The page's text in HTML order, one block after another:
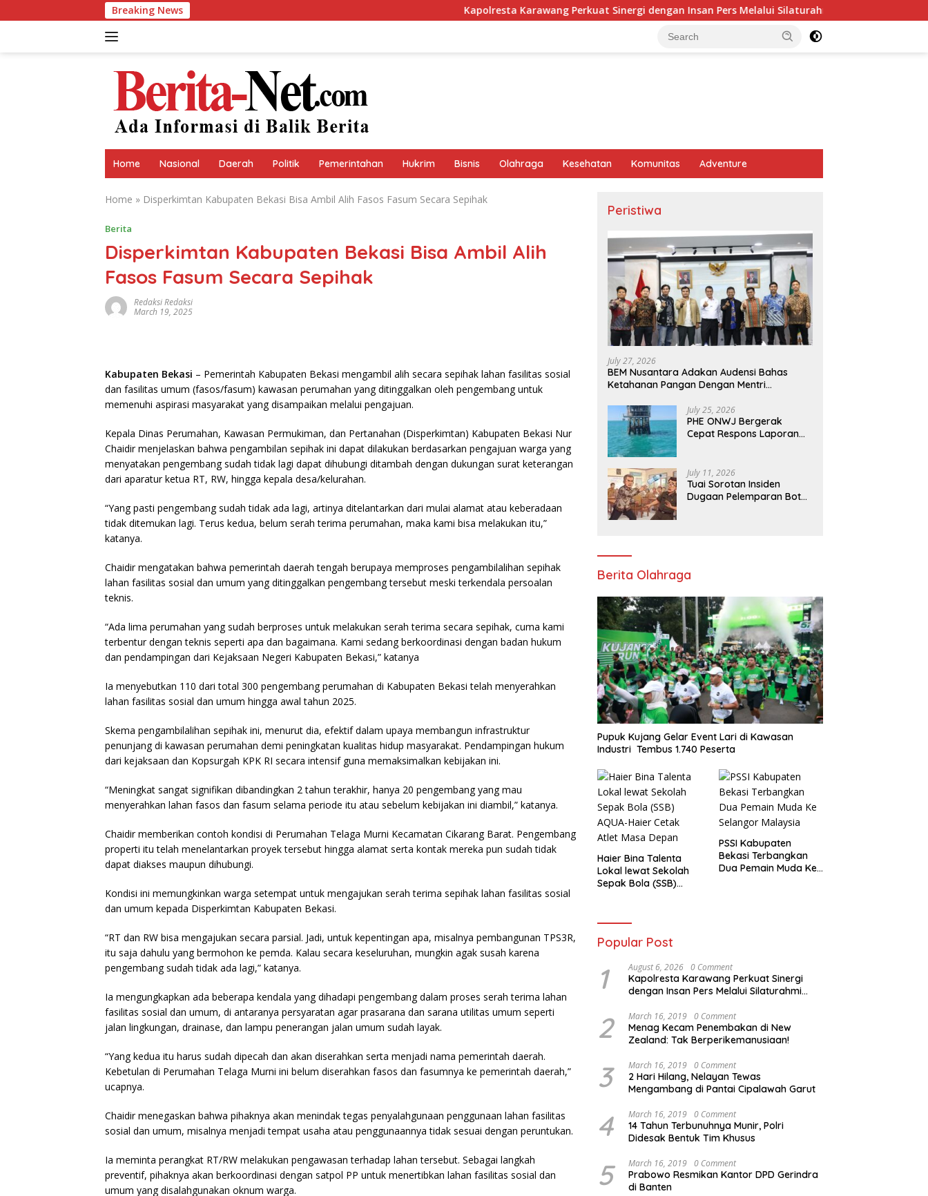
to
Breaking News Kapolresta Karawang Perkuat Sinergi dengan Insan Pers Melalui Silaturahmi Bersama Media
Home Nasional Daerah Politik Pemerintahan Hukrim Bisnis Olahraga Kesehatan Komunitas Adventure
Home » Disperkimtan Kabupaten Bekasi Bisa Ambil Alih Fasos Fasum Secara Sepihak
Berita
Disperkimtan Kabupaten Bekasi Bisa Ambil Alih
Fasos Fasum Secara Sepihak
Redaksi Redaksi
March 19, 2025
Kabupaten Bekasi – Pemerintah Kabupaten Bekasi mengambil alih secara sepihak lahan fasilitas sosial
dan fasilitas umum (fasos/fasum) kawasan perumahan yang ditinggalkan oleh pengembang untuk
memenuhi aspirasi masyarakat yang disampaikan melalui pengajuan.
Kepala Dinas Perumahan, Kawasan Permukiman, dan Pertanahan (Disperkimtan) Kabupaten Bekasi Nur
Chaidir menjelaskan bahwa pengambilan sepihak ini dapat dilakukan berdasarkan pengajuan warga yang
menyatakan pengembang sudah tidak lagi dapat dihubungi ditambah dengan dukungan surat keterangan
dari aparatur ketua RT, RW, hingga kepala desa/kelurahan.
“Yang pasti pengembang sudah tidak ada lagi, artinya ditelantarkan dari mulai alamat atau keberadaan
tidak ditemukan lagi. Terus kedua, belum serah terima perumahan, maka kami bisa melakukan itu,”
katanya.
Chaidir mengatakan bahwa pemerintah daerah tengah berupaya memproses pengambilalihan sepihak
lahan fasilitas sosial dan umum yang ditinggalkan pengembang tersebut meski terkendala persoalan
teknis.
“Ada lima perumahan yang sudah berproses untuk melakukan serah terima secara sepihak, cuma kami
terbentur dengan teknis seperti apa dan bagaimana. Kami sedang berkoordinasi dengan badan hukum
dan pendampingan dari Kejaksaan Negeri Kabupaten Bekasi,” katanya
Ia menyebutkan 110 dari total 300 pengembang perumahan di Kabupaten Bekasi telah menyerahkan
lahan fasilitas sosial dan umum hingga awal tahun 2025.
Skema pengambilalihan sepihak ini, menurut dia, efektif dalam upaya membangun infrastruktur
penunjang di kawasan perumahan demi peningkatan kualitas hidup masyarakat. Pendampingan hukum
dari kejaksaan dan Kopsurgah KPK RI secara intensif guna memaksimalkan kebijakan ini.
“Meningkat sangat signifikan dibandingkan 2 tahun terakhir, hanya 20 pengembang yang mau
menyerahkan lahan fasos dan fasum selama periode itu atau sebelum kebijakan ini diambil,” katanya.
Chaidir memberikan contoh kondisi di Perumahan Telaga Murni Kecamatan Cikarang Barat. Pengembang
properti itu telah menelantarkan proyek tersebut hingga alamat serta kontak mereka pun sudah tidak
dapat diakses maupun dihubungi.
Kondisi ini memungkinkan warga setempat untuk mengajukan serah terima sepihak lahan fasilitas sosial
dan umum kepada Disperkimtan Kabupaten Bekasi.
“RT dan RW bisa mengajukan secara parsial. Jadi, untuk kepentingan apa, misalnya pembangunan TPS3R,
itu saja dahulu yang bermohon ke pemda. Kalau secara keseluruhan, mungkin agak susah karena
pengembang sudah tidak ada lagi,” katanya.
Ia mengungkapkan ada beberapa kendala yang dihadapi pengembang dalam proses serah terima lahan
fasilitas sosial dan umum, di antaranya persyaratan agar prasarana dan sarana utilitas umum seperti
jalan lingkungan, drainase, dan lampu penerangan jalan umum sudah layak.
“Yang kedua itu harus sudah dipecah dan akan diserahkan serta menjadi nama pemerintah daerah.
Kebetulan di Perumahan Telaga Murni ini belum diserahkan fasos dan fasumnya ke pemerintah daerah,”
ucapnya.
Chaidir menegaskan bahwa pihaknya akan menindak tegas penyalahgunaan penggunaan lahan fasilitas
sosial dan umum, misalnya menjadi tempat usaha atau penggunaannya tidak sesuai dengan peruntukan.
Ia meminta perangkat RT/RW melakukan pengawasan terhadap lahan tersebut. Sebagai langkah
preventif, pihaknya akan berkoordinasi dengan satpol PP untuk menertibkan lahan fasilitas sosial dan
umum yang disalahgunakan oknum warga.
Peristiwa
July 27, 2026
BEM Nusantara Adakan Audensi Bahas
Ketahanan Pangan Dengan Mentri
July 25, 2026
PHE ONWJ Bergerak
Cepat Respons Laporan
July 11, 2026
Tuai Sorotan Insiden
Dugaan Pelemparan Botol
Berita Olahraga
Pupuk Kujang Gelar Event Lari di Kawasan
Industri Tembus 1.740 Peserta
Haier Bina Talenta
Lokal lewat Sekolah
Sepak Bola (SSB)
PSSI Kabupaten
Bekasi Terbangkan
Dua Pemain Muda Ke
Popular Post
1 August 6, 2026 0 Comment
Kapolresta Karawang Perkuat Sinergi
dengan Insan Pers Melalui Silaturahmi
2 March 16, 2019 0 Comment
Menag Kecam Penembakan di New
Zealand: Tak Berperikemanusiaan!
3 March 16, 2019 0 Comment
2 Hari Hilang, Nelayan Tewas
Mengambang di Pantai Cipalawah Garut
4 March 16, 2019 0 Comment
14 Tahun Terbunuhnya Munir, Polri
Didesak Bentuk Tim Khusus
5 March 16, 2019 0 Comment
Prabowo Resmikan Kantor DPD Gerindra
di Banten